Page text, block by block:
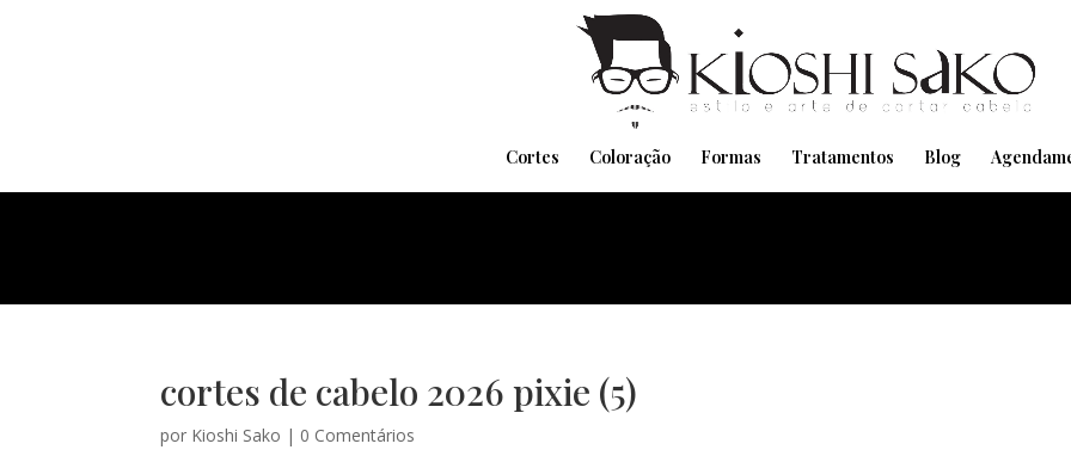
Cortes Coloração Formas Tratamentos Blog
cortes de cabelo 2026 pixie (5)
por Kioshi Sako | 0 Comentários
Pensando em transformar seu Visual??
Agende pelo Whatsapp